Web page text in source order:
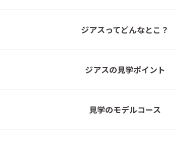
ジアスってどんなとこ？
ジアスの見学ポイント
見学のモデルコース